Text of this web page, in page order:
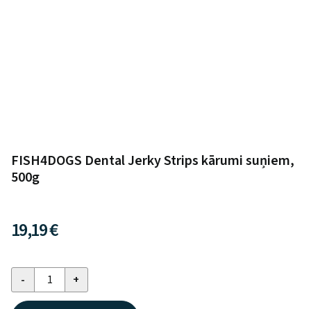
FISH4DOGS Dental Jerky Strips kārumi suņiem,
500g
19,19 €